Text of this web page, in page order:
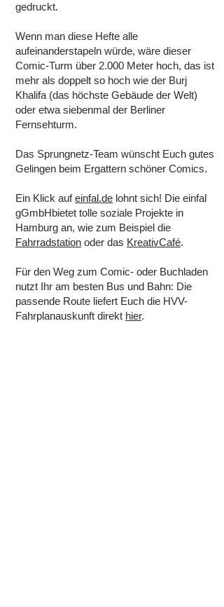
gedruckt.
Wenn man diese Hefte alle
aufeinanderstapeln würde, wäre dieser
Comic-Turm über 2.000 Meter hoch, das ist
mehr als doppelt so hoch wie der Burj
Khalifa (das höchste Gebäude der Welt)
oder etwa siebenmal der Berliner
Fernsehturm.
Das Sprungnetz-Team wünscht Euch gutes
Gelingen beim Ergattern schöner Comics.
Ein Klick aufeinfal.de lohnt sich! Die einfal
gGmbHbietet tolle soziale Projekte in
Hamburg an, wie zum Beispiel die
Fahrradstation oder das KreativCafé.
Für den Weg zum Comic- oder Buchladen
nutzt Ihr am besten Bus und Bahn: Die
passende Route liefert Euch die HVV-
Fahrplanauskunft direkt hier.